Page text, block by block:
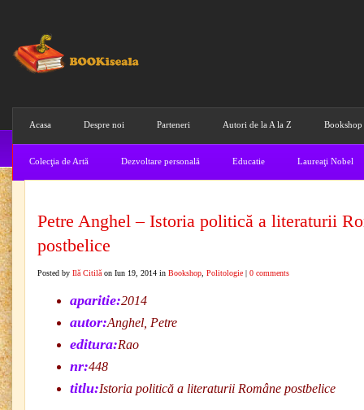
Acasa Despre noi Parteneri Autori de la A la Z Bookshop
Colecţia de Artă Dezvoltare personală Educatie Laureaţi Nobel
Petre Anghel – Istoria politică a literaturii
postbelice
Posted by Ilă Citilă on Iun 19, 2014 in Bookshop Politologie | 0 comments
aparitie:2014
autor:Anghel, Petre
editura:Rao
nr:448
titlu:Istoria politică a literaturii Române postbelice